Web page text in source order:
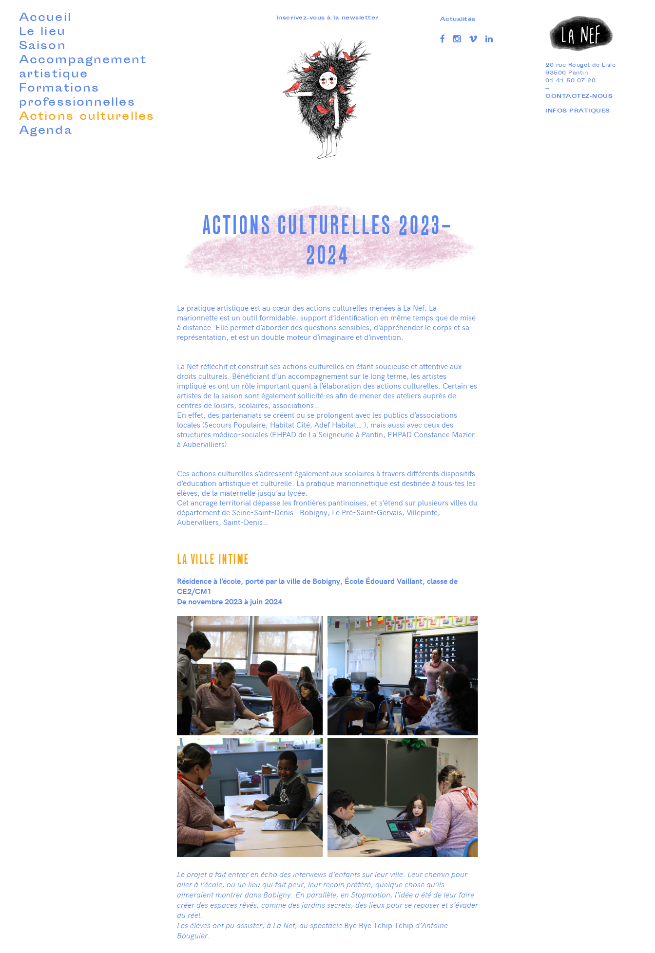
Accueil
Le lieu
Saison
Accompagnement
artistique
Formations
professionnelles
Actions culturelles
Agenda
Inscrivez-vous à la newsletter Actualités
20 rue Rouget de Lisle
93500 Pantin
01 41 50 07 20
—
CONTACTEZ-NOUS
INFOS PRATIQUES
ACTIONS CULTURELLES 2023-
2024
La pratique artistique est au cœur des actions culturelles menées à La Nef. La
marionnette est un outil formidable, support d’identification en même temps que de mise
à distance. Elle permet d’aborder des questions sensibles, d’appréhender le corps et sa
représentation, et est un double moteur d’imaginaire et d’invention.
La Nef réfléchit et construit ses actions culturelles en étant soucieuse et attentive aux
droits culturels. Bénéficiant d’un accompagnement sur le long terme, les artistes
impliqué·es ont un rôle important quant à l’élaboration des actions culturelles. Certain·es
artistes de la saison sont également sollicité·es afin de mener des ateliers auprès de
centres de loisirs, scolaires, associations…
En effet, des partenariats se créent ou se prolongent avec les publics d’associations
locales (Secours Populaire, Habitat Cité, Adef Habitat… ), mais aussi avec ceux des
structures médico-sociales (EHPAD de La Seigneurie à Pantin, EHPAD Constance Mazier
à Aubervilliers).
Ces actions culturelles s’adressent également aux scolaires à travers différents dispositifs
d’éducation artistique et culturelle. La pratique marionnettique est destinée à tous·tes les
élèves, de la maternelle jusqu’au lycée.
Cet ancrage territorial dépasse les frontières pantinoises, et s’étend sur plusieurs villes du
département de Seine-Saint-Denis : Bobigny, Le Pré-Saint-Gervais, Villepinte,
Aubervilliers, Saint-Denis…
LA VILLE INTIME
Résidence à l’école, porté par la ville de Bobigny, École Édouard Vaillant, classe de
CE2/CM1
De novembre 2023 à juin 2024
Le projet a fait entrer en écho des interviews d’enfants sur leur ville. Leur chemin pour
aller à l’école, ou un lieu qui fait peur, leur recoin préféré, quelque chose qu’ils
aimeraient montrer dans Bobigny. En parallèle, en Stopmotion, l’idée a été de leur faire
créer des espaces rêvés, comme des jardins secrets, des lieux pour se reposer et s’évader
du réel.
Les élèves ont pu assister, à La Nef, au spectacle Bye Bye Tchip Tchip d’Antoine
Bouguier.